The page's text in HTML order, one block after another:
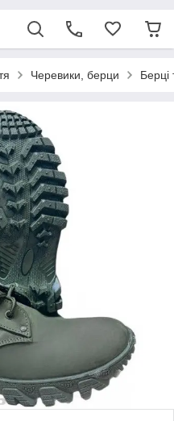
Черевики, берци Берці